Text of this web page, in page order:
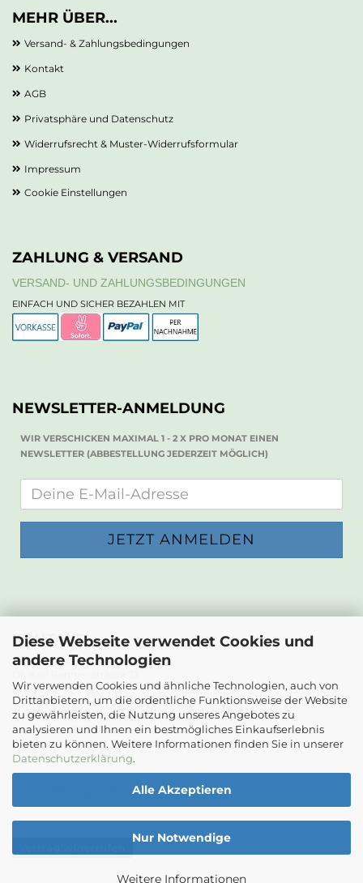
Diese Webseite verwendet Cookies und
andere Technologien
Wir verwenden Cookies und ähnliche Technologien, auch von
Drittanbietern, um die ordentliche Funktionsweise der Website
zu gewährleisten, die Nutzung unseres Angebotes zu
analysieren und Ihnen ein bestmögliches Einkaufserlebnis
bieten zu können. Weitere Informationen finden Sie in unserer
Datenschutzerklärung.
Alle Akzeptieren
Nur Notwendige
Weitere Informationen
MEHR ÜBER...
Versand- & Zahlungsbedingungen
Kontakt
AGB
Privatsphäre und Datenschutz
Widerrufsrecht & Muster-Widerrufsformular
Impressum
Cookie Einstellungen
ZAHLUNG & VERSAND
VERSAND- UND ZAHLUNGSBEDINGUNGEN
EINFACH UND SICHER BEZAHLEN MIT
NEWSLETTER-ANMELDUNG
WIR VERSCHICKEN MAXIMAL 1 - 2 X PRO MONAT EINEN
NEWSLETTER (ABBESTELLUNG JEDERZEIT MÖGLICH)
KONTAKT
Die Papierwerkstatt
2232 Deutsch-Wagram
Email: info@diepapierwerkstatt.at
Tel. +43 664 5261978
Kontaktformular